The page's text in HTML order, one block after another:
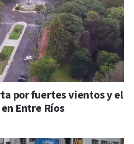
por fuertes vientos y el
Entre Ríos